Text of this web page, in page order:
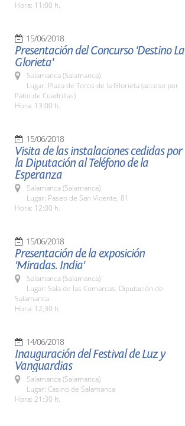
Hora: 11:00 h.
15/06/2018
Presentación del Concurso 'Destino La
Glorieta'
Salamanca (Salamanca)
Lugar: Plaza de Toros de la Glorieta (acceso por
Patio de Cuadrillas)
Hora: 13:00 h.
15/06/2018
Visita de las instalaciones cedidas por
la Diputación al Teléfono de la
Esperanza
Salamanca (Salamanca)
Lugar: Paseo de San Vicente, 81
Hora: 12:00 h.
15/06/2018
Presentación de la exposición
'Miradas. India'
Salamanca (Salamanca)
Lugar: Sala de las Comarcas. Diputación de
Salamanca
Hora: 12,30 h.
14/06/2018
Inauguración del Festival de Luz y
Vanguardias
Salamanca (Salamanca)
Lugar: Casino de Salamanca
Hora: 21:30 h.